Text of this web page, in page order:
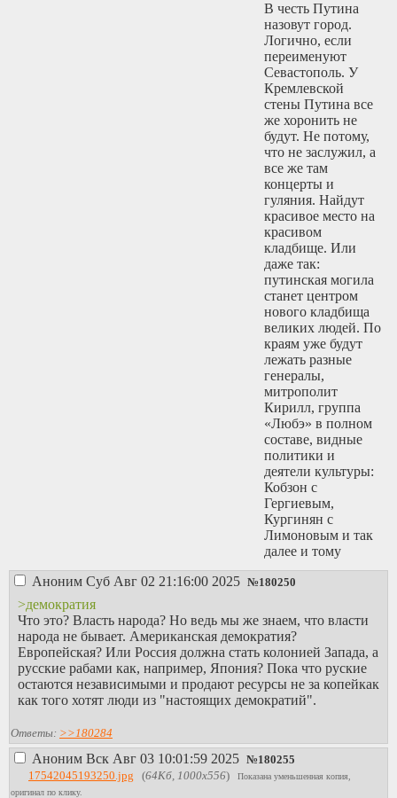
В честь Путина
назовут город.
Логично, если
переименуют
Севастополь. У
Кремлевской
стены Путина все
же хоронить не
будут. Не потому,
что не заслужил, а
все же там
концерты и
гуляния. Найдут
красивое место на
красивом
кладбище. Или
даже так:
путинская могила
станет центром
нового кладбища
великих людей. По
краям уже будут
лежать разные
генералы,
митрополит
Кирилл, группа
«Любэ» в полном
составе, видные
политики и
деятели культуры:
Кобзон с
Гергиевым,
Кургинян с
Лимоновым и так
далее и тому
подобное. А Путин
— в центре. Как
Давайте вспомним,
когда в России
вообще была
демократия? За
последние лет так
пятьсот. Два раза.
первый раз между
февралем и
октябрем 1917 (все
Аноним Суб Авг 02 21:16:00 2025 №180250
>демократия
Что это? Власть народа? Но ведь мы же знаем, что власти
народа не бывает. Американская демократия?
Европейская? Или Россия должна стать колонией Запада, а
русские рабами как, например, Япония? Пока что руские
остаются независимыми и продают ресурсы не за копейкак
как того хотят люди из "настоящих демократий".
Ответы: >>180284
Аноним Вск Авг 03 10:01:59 2025 №180255
17542045193250.jpg (64Кб, 1000x556)
Показана уменьшенная копия,
оригинал по клику.